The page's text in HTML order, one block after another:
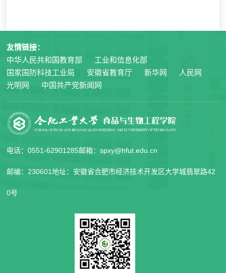
友情链接：
中华人民共和国教育部
工业和信息化部
国家国防科技工业局
安徽省教育厅 新华网
人民网
光明网
中国共产党新闻网
电话：0551-62901285邮箱：spxy@hfut.edu.cn
邮编：230601地址：安徽省合肥市经济技术开发区大学城翡翠路42
0号